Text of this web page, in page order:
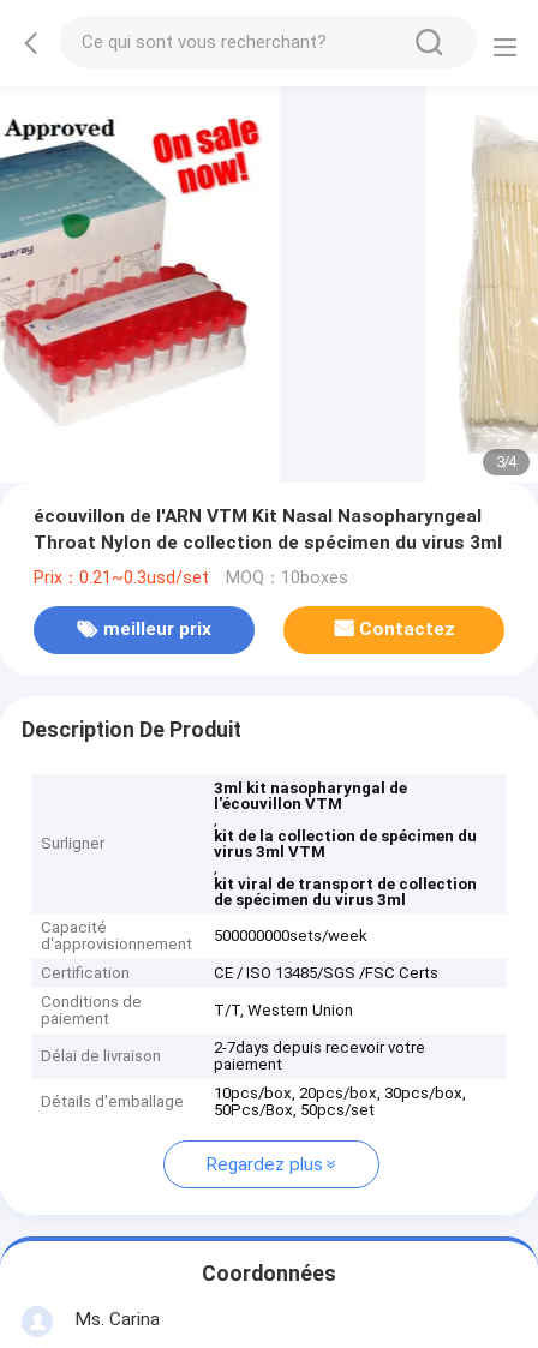
3/4
écouvillon de l'ARN VTM Kit Nasal Nasopharyngeal
Throat Nylon de collection de spécimen du virus 3ml
Prix：0.21~0.3usd/set MOQ：10boxes
meilleur prix Contactez
Description De Produit
Surligner
3ml kit nasopharyngal de
l'écouvillon VTM
,
kit de la collection de spécimen du
virus 3ml VTM
,
kit viral de transport de collection
de spécimen du virus 3ml
Capacité
d'approvisionnement
500000000sets/week
Certification
CE / ISO 13485/SGS /FSC Certs
Conditions de
paiement
T/T, Western Union
Délai de livraison
2-7days depuis recevoir votre
paiement
Détails d'emballage
10pcs/box, 20pcs/box, 30pcs/box,
50Pcs/Box, 50pcs/set
Regardez plus
Coordonnées
Ms. Carina